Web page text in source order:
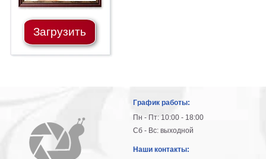
Загрузить
График работы:
Пн - Пт: 10:00 - 18:00
Сб - Вс: выходной
Наши контакты: